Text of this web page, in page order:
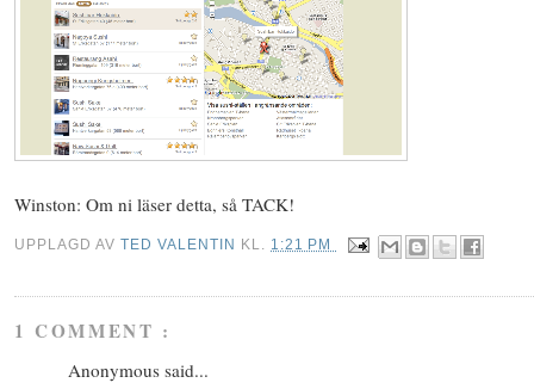
Winston: Om ni läser detta, så TACK!
UPPLAGD AVTED VALENTIN KL. 1:21 PM
1 COMMENT :
Anonymous said...